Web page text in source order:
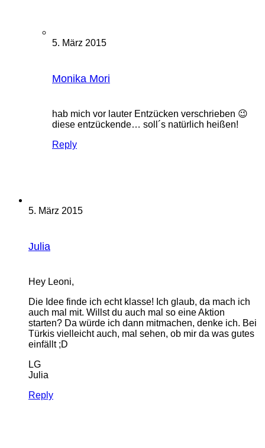
5. März 2015
Monika Mori
hab mich vor lauter Entzücken verschrieben 😉
diese entzückende… soll´s natürlich heißen!
Reply
5. März 2015
Julia
Hey Leoni,
Die Idee finde ich echt klasse! Ich glaub, da mach ich
auch mal mit. Willst du auch mal so eine Aktion
starten? Da würde ich dann mitmachen, denke ich. Bei
Türkis vielleicht auch, mal sehen, ob mir da was gutes
einfällt ;D
LG
Julia
Reply